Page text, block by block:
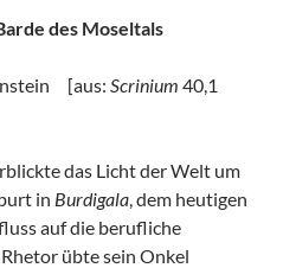
des Moseltals
[aus: Scrinium 40,1
das Licht der Welt um
in Burdigala, dem heutigen
auf die berufliche
übte sein Onkel